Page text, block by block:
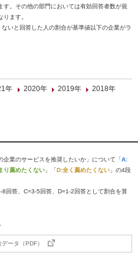
。その他の部門においては有効回答者数が規
ます。
いと回答した人の割合が基準値以下の企業がラ
年 2020年 2019年
2018年
業のサービスを推奨したいか」について「A:
り薦めたくない 」「D:全く薦めたくない 」の4段
回答、C=3-5回答、D=1-2回答として割合を算
ータ（PDF）